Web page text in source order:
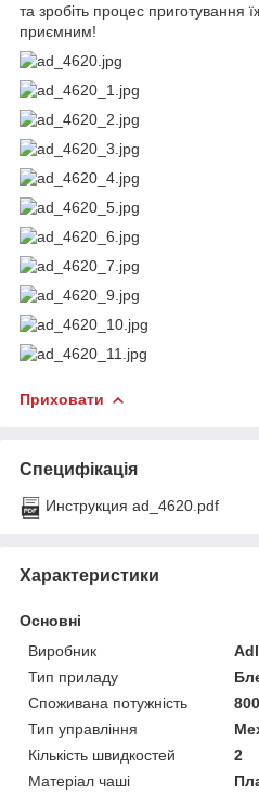
та зробіть процес приготування
приємним!
Приховати
Специфікація
Инструкция ad_4620.pdf
Характеристики
Основні
Виробник
Тип приладу
Споживана потужність
Тип управління
Кількість швидкостей
2
Матеріал чаші